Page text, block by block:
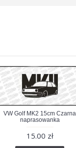
VW Golf MK2 15cm Czarna
naprasowanka
15.00 zł